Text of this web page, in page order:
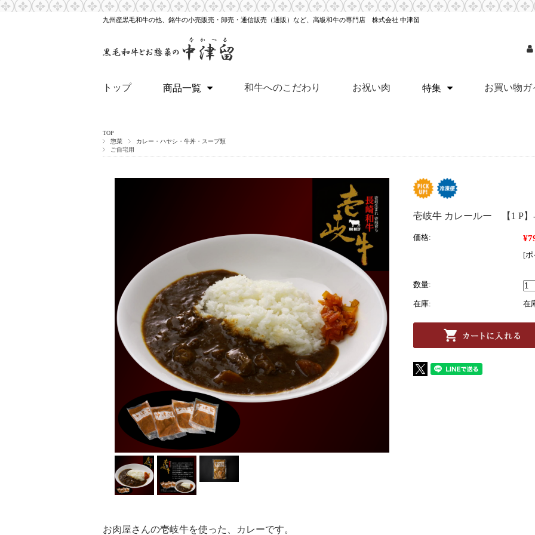
九州産黒毛和牛の他、銘牛の小売販売・卸売・通信販売（通販）など、高級和牛の専門店 株式会社 中津留
トップ 商品一覧 和牛へのこだわり お祝い肉 特集 お買い物ガ
TOP
惣菜
カレー・ハヤシ・牛丼・スープ類
ご自宅用
壱岐牛 カレールー 【1 P】-
価格:
[
数量:
在庫: 在
お肉屋さんの壱岐牛を使った、カレーです。